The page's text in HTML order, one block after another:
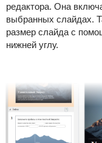
редактора. Она
выбранных слайдах.
размер слайда с
нижней углу.